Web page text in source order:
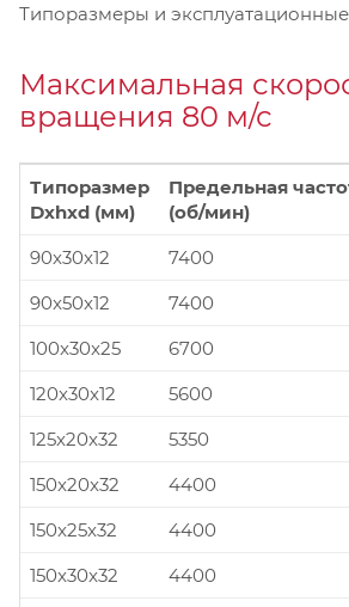
Типоразмеры и эксплуатационные
Максимальная
вращения 80 м/с
Типоразмер
Dxhxd (мм)
Предельная
(об/мин)
90x30x12
7400
90x50x12
7400
100x30x25
6700
120x30x12
5600
125x20x32
5350
150x20x32
4400
150x25x32
4400
150x30x32
4400